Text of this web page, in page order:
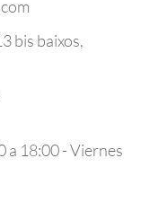
bis baixos,
a 18:00 - Viernes